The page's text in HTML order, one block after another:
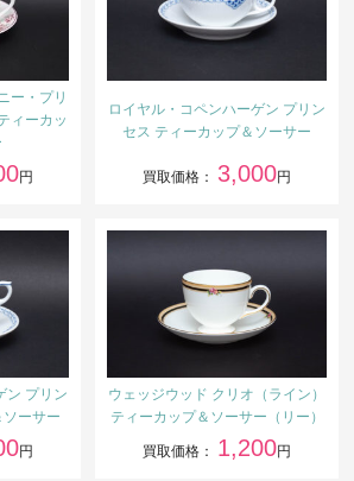
ー・プリ
ィーカッ
円
ロイヤル・コペンハーゲン プリン
セス ティーカップ＆ソーサー
買取価格： 3,000円
ン プリン
ーサー
円
ウェッジウッド クリオ（ライン）
ティーカップ＆ソーサー（リー）
買取価格： 1,200円